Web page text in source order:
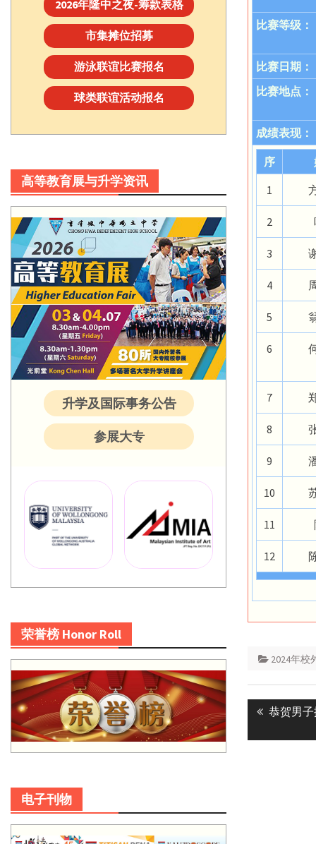
比赛等级：
比赛日期：
比赛地点：
成绩表现：
序
1
2
3
4
5
6
7
8
9
10
11
12
2024年校
Post
Previous
恭贺男
2026年隆中之夜-筹款表格
市集摊位招募
游泳联谊比赛报名
球类联谊活动报名
高等教育展与升学资讯
升学及国际事务公告
参展大专
荣誉榜 Honor Roll
电子刊物